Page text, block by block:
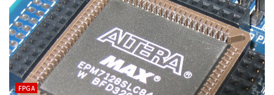
‫‪FPGA‬‬